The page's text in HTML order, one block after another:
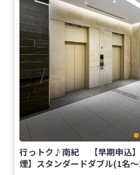
行っトク♪南紀 【早期申込
煙】スタンダードダブル(1名